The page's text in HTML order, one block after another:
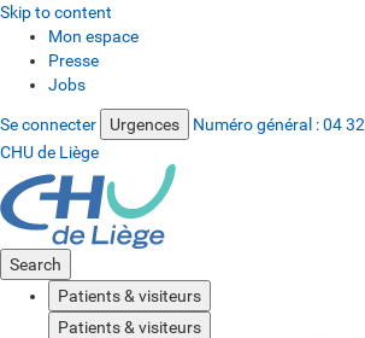
Skip to content
Mon espace
Presse
Jobs
Se connecter Urgences Numéro général :04
CHU de Liège
Search
Patients & visiteurs
Patients & visiteurs